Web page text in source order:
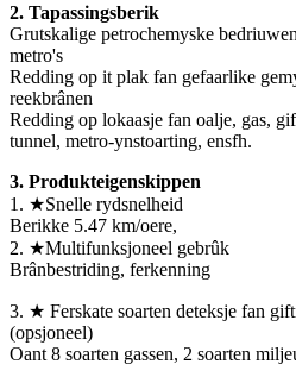
2. Tapassingsberik
Grutskalige petrochemyske
metro's
Redding op it plak fan gefaarlike
reekbrânen
Redding op lokaasje fan oalje, gas,
tunnel, metro-ynstoarting, ensfh.
3. Produkteigenskippen
1. ★Snelle rydsnelheid
Berikke 5.47 km/oere,
2. ★Multifunksjoneel gebrûk
Brânbestriding, ferkenning
3. ★ Ferskate soarten deteksje fan
(opsjoneel)
Oant 8 soarten gassen, 2 soarten